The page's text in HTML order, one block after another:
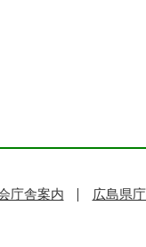
庁舎案内 広島県